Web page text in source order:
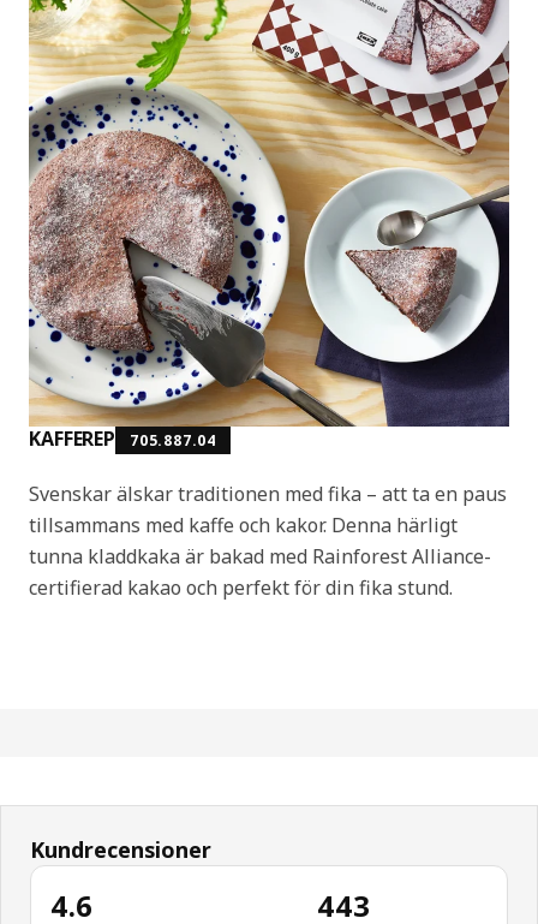
KAFFEREP 705.887.04
Svenskar älskar traditionen med fika – att ta en paus
tillsammans med kaffe och kakor. Denna härligt
tunna kladdkaka är bakad med Rainforest Alliance-
certifierad kakao och perfekt för din fika stund.
Kundrecensioner
4.6 443